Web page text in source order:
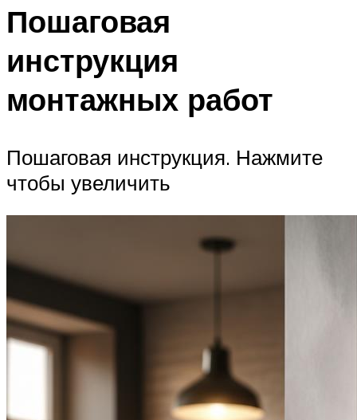
Пошаговая
инструкция
монтажных работ
Пошаговая инструкция. Нажмите
чтобы увеличить